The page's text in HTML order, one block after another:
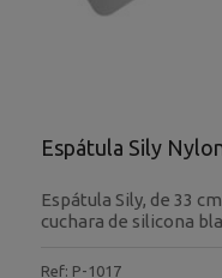
Espátula Sily
Espátula Sily, de 33
cuchara de silicona
Ref: P-1017